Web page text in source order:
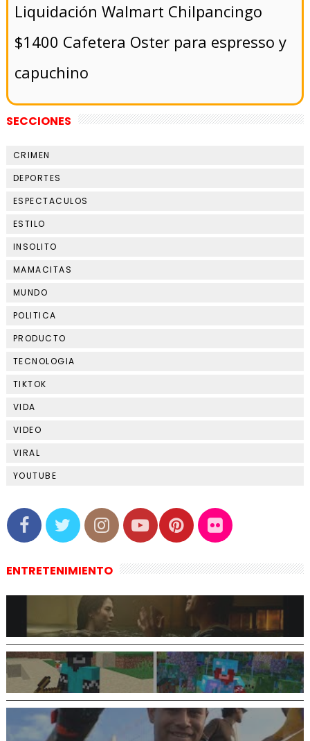
Liquidación Walmart Chilpancingo
$1400 Cafetera Oster para espresso y
capuchino
SECCIONES
CRIMEN
DEPORTES
ESPECTACULOS
ESTILO
INSOLITO
MAMACITAS
MUNDO
POLITICA
PRODUCTO
TECNOLOGIA
TIKTOK
VIDA
VIDEO
VIRAL
YOUTUBE
ENTRETENIMIENTO